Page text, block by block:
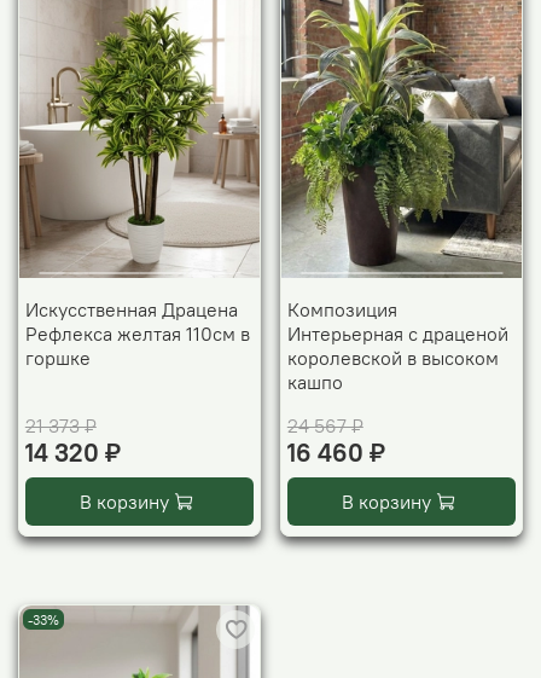
Искусственная Драцена
Рефлекса желтая 110см в
горшке
21 373 ₽
14 320 ₽
В корзину
Композиция
Интерьерная с драценой
королевской в высоком
кашпо
24 567 ₽
16 460 ₽
В корзину
-33%